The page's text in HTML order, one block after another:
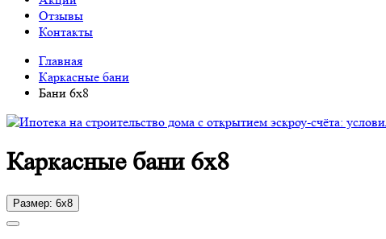
Отзывы
Контакты
Главная
Каркасные бани
Бани 6х8
Каркасные бани 6х8
Размер: 6х8